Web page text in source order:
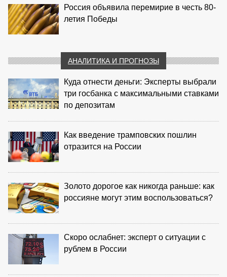
Россия объявила перемирие в честь 80-
летия Победы
АНАЛИТИКА И ПРОГНОЗЫ
Куда отнести деньги: Эксперты выбрали
три госбанка с максимальными ставками
по депозитам
Как введение трамповских пошлин
отразится на России
Золото дорогое как никогда раньше: как
россияне могут этим воспользоваться?
Скоро ослабнет: эксперт о ситуации с
рублем в России